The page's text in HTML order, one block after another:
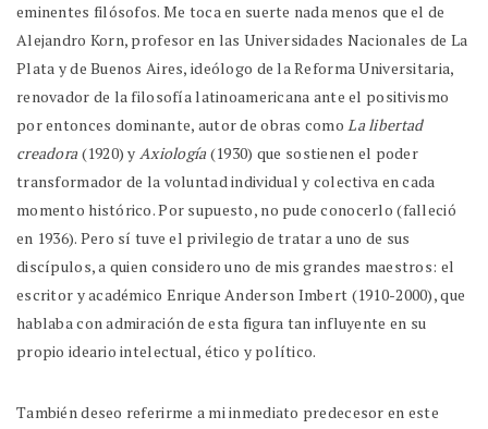
eminentes filósofos. Me toca en suerte nada menos que el de
Alejandro Korn, profesor en las Universidades Nacionales de La
Plata y de Buenos Aires, ideólogo de la Reforma Universitaria,
renovador de la filosofía latinoamericana ante el positivismo
por entonces dominante, autor de obras comoLa libertad
creadora (1920) yAxiología (1930) que sostienen el poder
transformador de la voluntad individual y colectiva en cada
momento histórico. Por supuesto, no pude conocerlo (falleció
en 1936). Pero sí tuve el privilegio de tratar a uno de sus
discípulos, a quien considero uno de mis grandes maestros: el
escritor y académico Enrique Anderson Imbert (1910-2000), que
hablaba con admiración de esta figura tan influyente en su
propio ideario intelectual, ético y político.
También deseo referirme a mi inmediato predecesor en este